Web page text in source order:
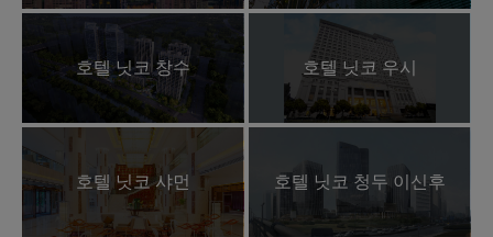
호텔 닛코 창수 호텔 닛코 우시
호텔 닛코 샤먼 호텔 닛코 청두 이신후